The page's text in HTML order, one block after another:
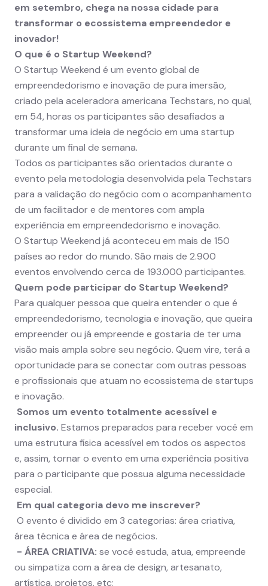
em setembro, chega na nossa cidade para
transformar o ecossistema empreendedor e
inovador!
O que é o Startup Weekend?
O Startup Weekend é um evento global de
empreendedorismo e inovação de pura imersão,
criado pela aceleradora americana Techstars, no qual,
em 54, horas os participantes são desafiados a
transformar uma ideia de negócio em uma startup
durante um final de semana.
Todos os participantes são orientados durante o
evento pela metodologia desenvolvida pela Techstars
para a validação do negócio com o acompanhamento
de um facilitador e de mentores com ampla
experiência em empreendedorismo e inovação.
O Startup Weekend já aconteceu em mais de 150
países ao redor do mundo. São mais de 2.900
eventos envolvendo cerca de 193.000 participantes.
Quem pode participar do Startup Weekend?
Para qualquer pessoa que queira entender o que é
empreendedorismo, tecnologia e inovação, que queira
empreender ou já empreende e gostaria de ter uma
visão mais ampla sobre seu negócio. Quem vire, terá a
oportunidade para se conectar com outras pessoas
e profissionais que atuam no ecossistema de startups
e inovação.
Somos um evento totalmente acessível e
inclusivo. Estamos preparados para receber você em
uma estrutura física acessível em todos os aspectos
e, assim, tornar o evento em uma experiência positiva
para o participante que possua alguma necessidade
especial.
Em qual categoria devo me inscrever?
O evento é dividido em 3 categorias: área criativa,
área técnica e área de negócios.
- ÁREA CRIATIVA: se você estuda, atua, empreende
ou simpatiza com a área de design, artesanato,
artística, projetos, etc;